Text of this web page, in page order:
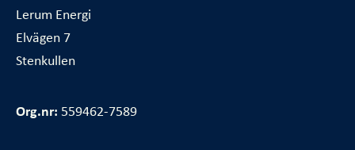
Lerum Energi
Elvägen 7
Stenkullen
Org.nr: 559462-7589